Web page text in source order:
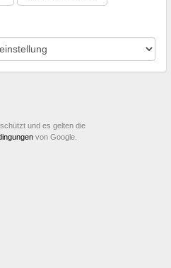
und es gelten die
von Google.